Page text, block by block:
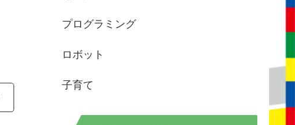
プログラミング
ロボット
子育て